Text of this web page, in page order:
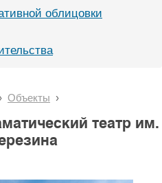
облицовки
Объекты
театр им.